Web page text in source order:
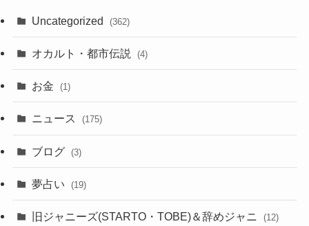
Uncategorized (362)
オカルト・都市伝説 (4)
お金 (1)
ニュース (175)
ブログ (3)
夢占い (19)
旧ジャニーズ(STARTO・TOBE)＆辞めジャニ (12)